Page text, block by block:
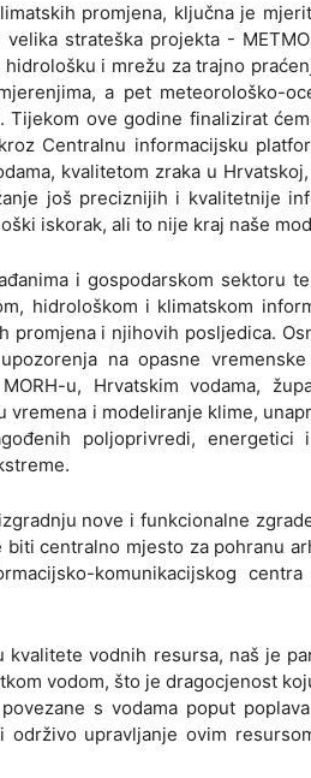
promjena, ključna je
strateška projekta -
i mrežu za trajno
a pet meteorološko-
ove godine finalizirat
Centralnu informacijsku
kvalitetom zraka u
još preciznijih i kvalitetnije
iskorak, ali to nije kraj naše
i gospodarskom sektoru
hidrološkom i klimatskom
i njihovih posljedica.
na opasne
u, Hrvatskim vodama,
i modeliranje klime,
poljoprivredi, energetici
nove i funkcionalne
centralno mjesto za pohranu
komunikacijskog centra
vodnih resursa, naš je
vodom, što je dragocjenost
s vodama poput
upravljanje ovim